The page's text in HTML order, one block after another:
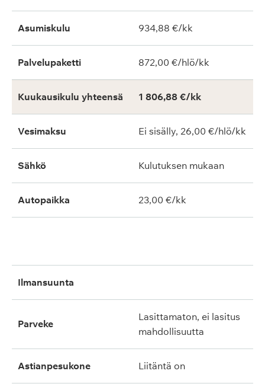
Asumiskulu 934,88 €/kk
Palvelupaketti 872,00 €/hlö/kk
Kuukausikulu yhteensä 1 806,88 €/kk
Vesimaksu Ei sisälly, 26,00 €/hlö/kk
Sähkö Kulutuksen mukaan
Autopaikka 23,00 €/kk
ilmansuunta
parveke
lasittamaton, ei lasitus
mahdollisuutta
astianpesukone liitäntä on